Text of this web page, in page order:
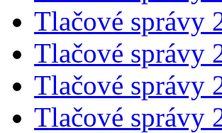
Tlačové správy
Tlačové správy
Tlačové správy
Tlačové správy